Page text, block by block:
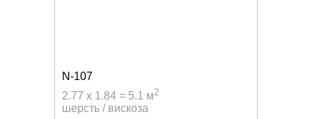
N-107
2.77 x 1.84 = 5.1 м2
шерсть / вискоза